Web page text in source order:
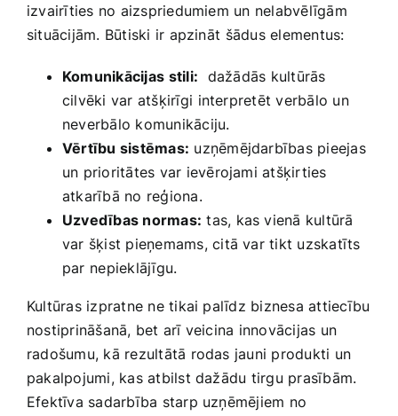
izvairīties no aizspriedumiem ‍un nelabvēlīgām
situācijām. Būtiski ir apzināt⁣ šādus elementus:
Komunikācijas⁣ stili: ⁢ dažādās kultūrās
cilvēki var atšķirīgi⁢ interpretēt verbālo un
neverbālo komunikāciju.
Vērtību sistēmas: uzņēmējdarbības pieejas
un prioritātes var ievērojami atšķirties
atkarībā no reģiona.
Uzvedības​ normas: tas, kas vienā ‌kultūrā
var šķist pieņemams, citā var tikt uzskatīts
par⁢ nepieklājīgu.
Kultūras‌ izpratne ne tikai palīdz ‍biznesa attiecību
nostiprināšanā, bet arī veicina innovācijas un
radošumu, kā rezultātā rodas jauni produkti un
pakalpojumi, kas atbilst dažādu tirgu prasībām.
Efektīva sadarbība starp‌ uzņēmējiem no